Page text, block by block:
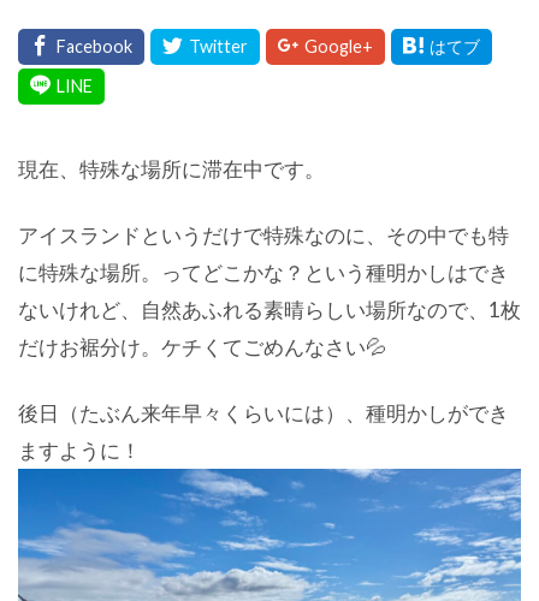
現在、特殊な場所に滞在中です。
アイスランドというだけで特殊なのに、その中でも特
に特殊な場所。ってどこかな？という種明かしはでき
ないけれど、自然あふれる素晴らしい場所なので、1枚
だけお裾分け。ケチくてごめんなさい💦
後日（たぶん来年早々くらいには）、種明かしができ
ますように！